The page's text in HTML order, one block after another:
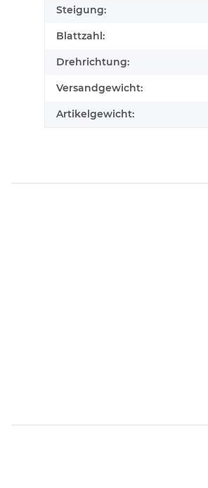
Steigung:
Blattzahl:
Drehrichtung:
Versandgewicht:
Artikelgewicht: